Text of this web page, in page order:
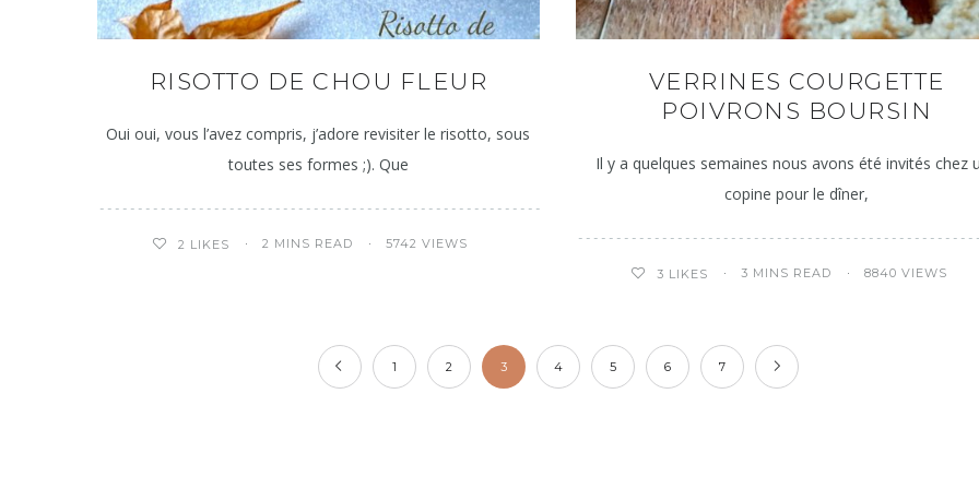
RISOTTO DE CHOU FLEUR
Oui oui, vous l’avez compris, j’adore revisiter le risotto, sous
toutes ses formes ;). Que
2 LIKES 2 MINS READ 5742 VIEWS
VERRINES COURGETTE
POIVRONS BOURSIN
Il y a quelques semaines nous avons été invités chez
copine pour le dîner,
3 LIKES 3 MINS READ 8840 VIEWS
1 2 3 4 5 6 7